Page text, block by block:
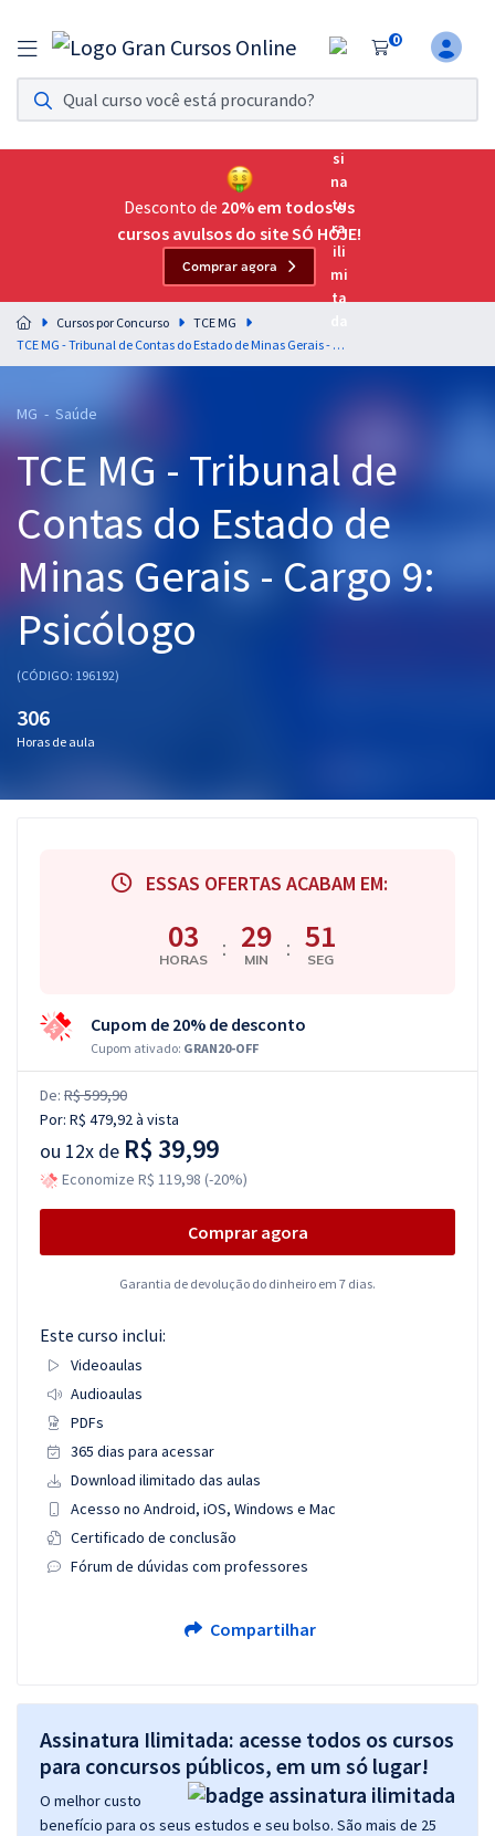
0
Assinatura Ilimitada 11
Acesso a todos os cursos. Teste grátis por 7 dias!
Assinatura OAB Até Passar
Acesso ilimitado a toda preparação para o Exame da
Residências Multiprofissionais
Preparação completa e intensiva para as principais
residências em saúde do Brasil
Cursos 20% OFF
Pós
Graduação
OAB
Questões grátis
Desconto de 20% em todos os
cursos avulsos do site SÓ HOJE!
Comprar agora
Cursos por Concurso
TCE MG
TCE MG - Tribunal de Contas do Estado de Minas Gerais - Cargo 9: Psicólogo
MG - Saúde
TCE MG - Tribunal de
Contas do Estado de
Minas Gerais - Cargo 9:
Psicólogo
(CÓDIGO: 196192)
306
Horas de aula
ESSAS OFERTAS ACABAM EM:
03
HORAS : 29
MIN : 50
SEG
Cupom de 20% de desconto
Cupom ativado: GRAN20-OFF
De: R$ 599,90
Por: R$ 479,92à vista
ou 12x de R$ 39,99
Economize R$ 119,98 (-20%)
Comprar agora
Garantia de devolução do dinheiro em 7 dias.
Este curso inclui:
Videoaulas
Audioaulas
PDFs
365 dias para acessar
Download ilimitado das aulas
Acesso no Android, iOS, Windows e Mac
Certificado de conclusão
Fórum de dúvidas com professores
Compartilhar
Assinatura Ilimitada: acesse todos os cursos
para concursos públicos, em um só lugar!
O melhor custo
benefício para os seus estudos e seu bolso. São mais de 25